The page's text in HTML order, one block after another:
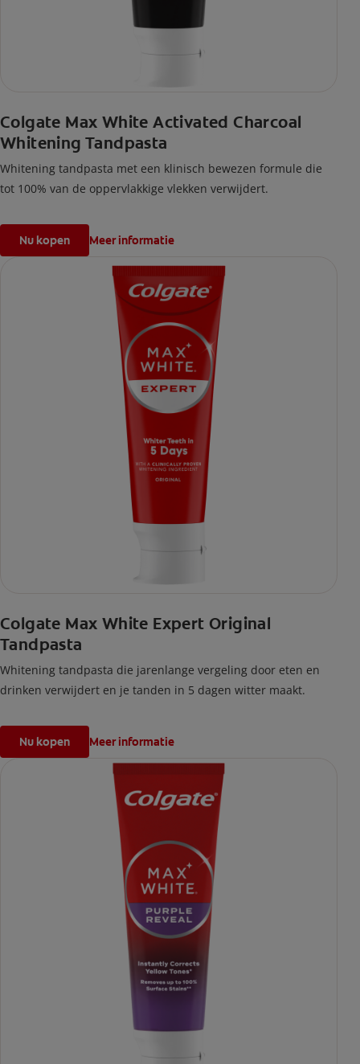
Colgate Max White Activated Charcoal
Whitening Tandpasta
Whitening tandpasta met een klinisch bewezen formule die
tot 100% van de oppervlakkige vlekken verwijdert.
Nu kopen Meer informatie
Colgate Max White Expert Original
Tandpasta
Whitening tandpasta die jarenlange vergeling door eten en
drinken verwijdert en je tanden in 5 dagen witter maakt.
Nu kopen Meer informatie